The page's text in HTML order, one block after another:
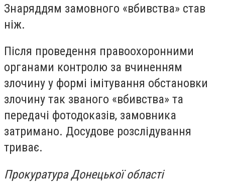
Знаряддям замовного «вбивства» став
ніж.
Після проведення правоохоронними
органами контролю за вчиненням
злочину у формі імітування обстановки
злочину так званого «вбивства» та
передачі фотодоказів, замовника
затримано. Досудове розслідування
триває.
Прокуратура Донецької області